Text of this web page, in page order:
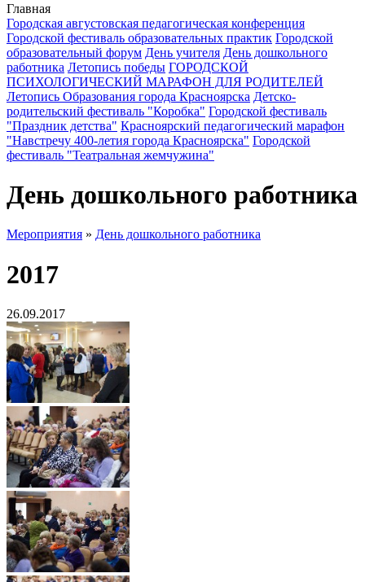
Главная
Городская августовская педагогическая конференция
Городской фестиваль образовательных практик Городской
образовательный форум День учителя День дошкольного
работника Летопись победы ГОРОДСКОЙ
ПСИХОЛОГИЧЕСКИЙ МАРАФОН ДЛЯ РОДИТЕЛЕЙ
Летопись Образования города Красноярска Детско-
родительский фестиваль "Коробка" Городской фестиваль
"Праздник детства" Красноярский педагогический марафон
"Навстречу 400-летия города Красноярска" Городской
фестиваль "Театральная жемчужина"
День дошкольного работника
Мероприятия » День дошкольного работника
2017
26.09.2017